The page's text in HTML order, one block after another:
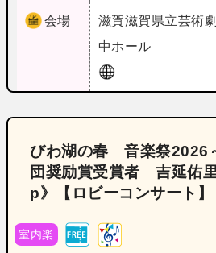
会場 滋賀滋賀県立芸術
中ホール
びわ湖の春 音楽祭2026
団奨励賞受賞者 吉延佑
p》【ロビーコンサート】
室内楽